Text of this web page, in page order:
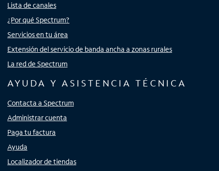
Lista de canales
¿Por qué Spectrum?
Servicios en tu área
Extensión del servicio de banda ancha a zonas rurales
La red de Spectrum
AYUDA Y ASISTENCIA TÉCNICA
Contacta a Spectrum
Administrar cuenta
Paga tu factura
Ayuda
Localizador de tiendas